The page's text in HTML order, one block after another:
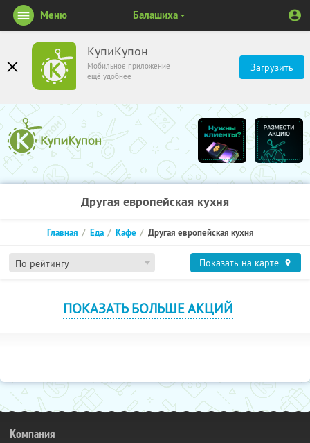
КупиКупон
Мобильное приложение
ещё удобнее
Загрузить
Меню Балашиха
Другая европейская кухня
По рейтингу
Главная Еда Кафе Другая европейская кухня
Показать на карте
ПОКАЗАТЬ БОЛЬШЕ АКЦИЙ
Компания